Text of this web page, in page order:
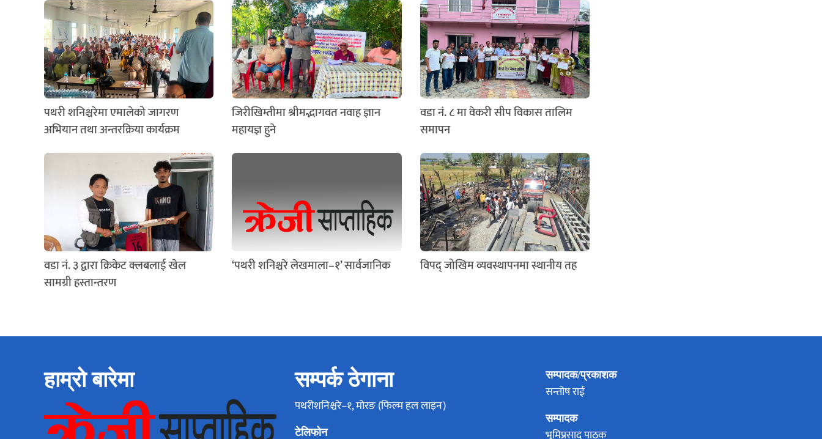
पथरी शनिश्चरेमा एमालेको जागरण
अभियान तथा अन्तरक्रिया कार्यक्रम
जिरीखिम्तीमा श्रीमद्भागवत नवाह ज्ञान
महायज्ञ हुने
वडा नं. ८ मा वेकरी सीप विकास तालिम
समापन
वडा नं. ३ द्वारा क्रिकेट क्लबलाई खेल
सामग्री हस्तान्तरण
‘पथरी शनिश्चरे लेखमाला–१’ सार्वजानिक विपद् जोखिम व्यवस्थापनमा स्थानीय तह
हाम्रो बारेमा सम्पर्क ठेगाना
पथरीशनिश्चरे–१, मोरङ (फिल्म हल लाइन)
टेलिफोन
सम्पादक/प्रकाशक
सन्तोष राई
सम्पादक
भूमिप्रसाद पाठक